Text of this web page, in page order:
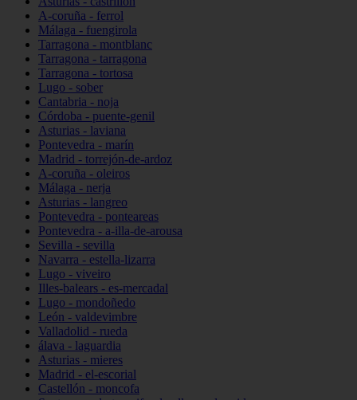
A-coruña - ferrol
Málaga - fuengirola
Tarragona - montblanc
Tarragona - tarragona
Tarragona - tortosa
Lugo - sober
Cantabria - noja
Córdoba - puente-genil
Asturias - laviana
Pontevedra - marín
Madrid - torrejón-de-ardoz
A-coruña - oleiros
Málaga - nerja
Asturias - langreo
Pontevedra - ponteareas
Pontevedra - a-illa-de-arousa
Sevilla - sevilla
Navarra - estella-lizarra
Lugo - viveiro
Illes-balears - es-mercadal
Lugo - mondoñedo
León - valdevimbre
Valladolid - rueda
álava - laguardia
Asturias - mieres
Madrid - el-escorial
Castellón - moncofa